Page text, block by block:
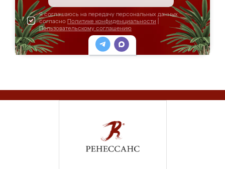
Я соглашаюсь на передачу персональных данных
согласно Политике конфиденциальности
Пользовательскому соглашению